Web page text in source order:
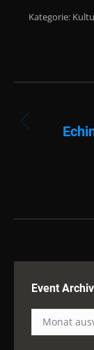
Kategorie:
Event Archiv
Event
Archiv